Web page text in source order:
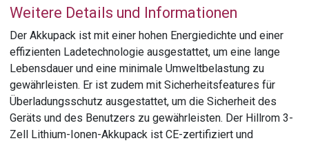
Weitere Details und Informationen
Der Akkupack ist mit einer hohen Energiedichte und einer
effizienten Ladetechnologie ausgestattet, um eine lange
Lebensdauer und eine minimale Umweltbelastung zu
gewährleisten. Er ist zudem mit Sicherheitsfeatures für
Überladungsschutz ausgestattet, um die Sicherheit des
Geräts und des Benutzers zu gewährleisten. Der Hillrom 3-
Zell Lithium-Ionen-Akkupack ist CE-zertifiziert und